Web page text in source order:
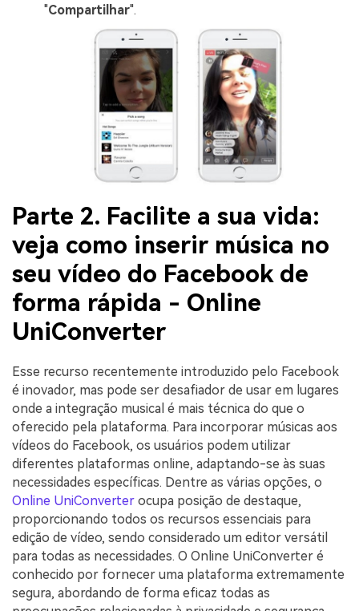
"Compartilhar".
Parte 2. Facilite a sua vida:
veja como inserir música no
seu vídeo do Facebook de
forma rápida - Online
UniConverter
Esse recurso recentemente introduzido pelo Facebook
é inovador, mas pode ser desafiador de usar em lugares
onde a integração musical é mais técnica do que o
oferecido pela plataforma. Para incorporar músicas aos
vídeos do Facebook, os usuários podem utilizar
diferentes plataformas online, adaptando-se às suas
necessidades específicas. Dentre as várias opções, o
Online UniConverter ocupa posição de destaque,
proporcionando todos os recursos essenciais para
edição de vídeo, sendo considerado um editor versátil
para todas as necessidades. O Online UniConverter é
conhecido por fornecer uma plataforma extremamente
segura, abordando de forma eficaz todas as